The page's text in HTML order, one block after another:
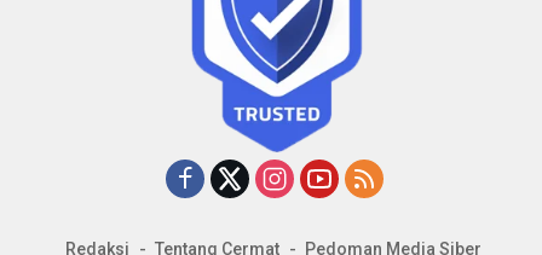
Redaksi Tentang Cermat Pedoman Media Siber